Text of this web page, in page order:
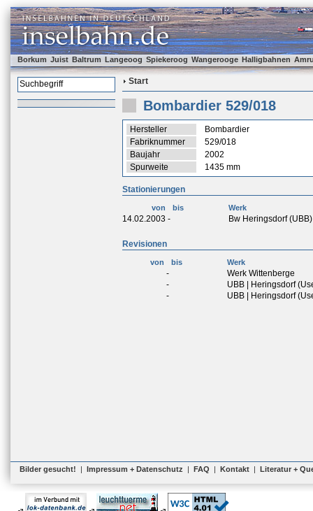
Borkum Juist Baltrum Langeoog Spiekeroog Wangerooge Halligbahnen
Start
Bombardier 529/018
Hersteller
Bombardier
Fabriknummer
529/018
Baujahr
2002
Spurweite
1435 mm
Stationierungen
von bis Werk
14.02.2003 - Bw Heringsdorf (UBB)
Revisionen
von bis Werk
-
Werk Wittenberge
-
UBB | Heringsdorf
-
UBB | Heringsdorf
Bilder gesucht! | Impressum + Datenschutz | FAQ | Kontakt | Literatur +